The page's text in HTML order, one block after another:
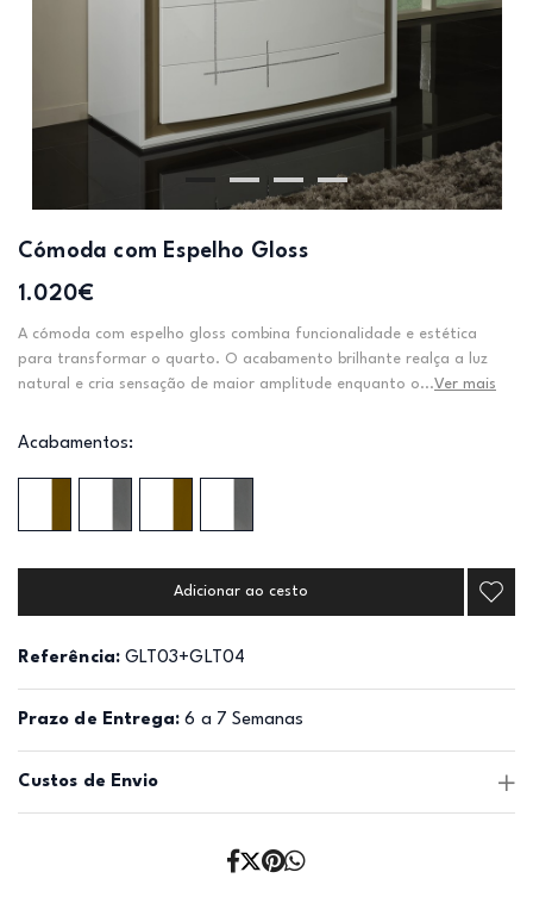
Cómoda com Espelho Gloss
1.020€
A cómoda com espelho gloss combina funcionalidade e estética
para transformar o quarto. O acabamento brilhante realça a luz
natural e cria sensação de maior amplitude enquanto o...Ver mais
Acabamentos:
Adicionar ao cesto
Referência: GLT03+GLT04
Prazo de Entrega: 6 a 7 Semanas
Custos de Envio